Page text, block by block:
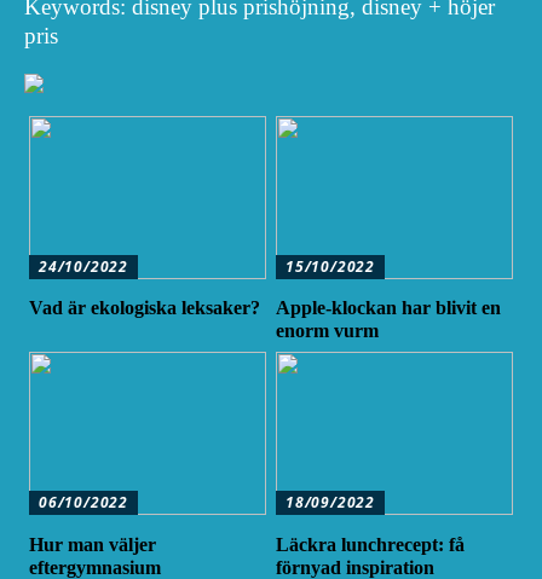
Keywords: disney plus prishöjning, disney + höjer
pris
24/10/2022
Vad är ekologiska leksaker?
15/10/2022
Apple-klockan har blivit en
enorm vurm
06/10/2022
Hur man väljer
eftergymnasium
18/09/2022
Läckra lunchrecept: få
förnyad inspiration